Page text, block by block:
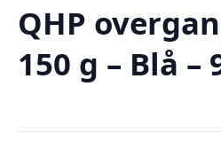
QHP
150 g – Blå –